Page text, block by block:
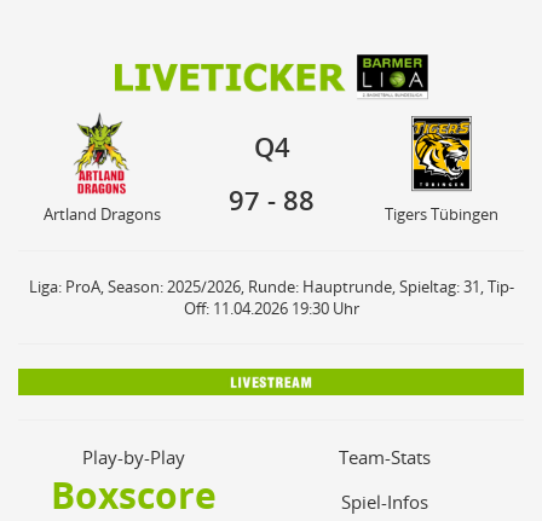
Artland Dragons Tigers Tübingen
Q4
97 - 88
Artland Dragons Tigers Tübingen
Liga: ProA, Season: 2025/2026, Runde: Hauptrunde, Spieltag: 31, Tip-
Off: 11.04.2026 19:30 Uhr
Play-by-Play Team-Stats
Boxscore Spiel-Infos